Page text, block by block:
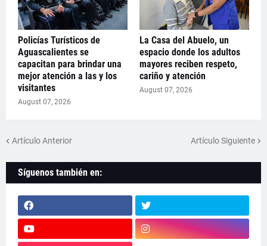
Policías Turísticos de
Aguascalientes se
capacitan para brindar una
mejor atención a las y los
visitantes
August 07, 2026
La Casa del Abuelo, un
espacio donde los adultos
mayores reciben respeto,
cariño y atención
August 07, 2026
Artículo Anterior Artículo Siguiente
Síguenos también en: